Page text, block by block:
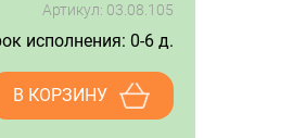
Артикул: 03.08.105
исполнения: 0-6 д.
В КОРЗИНУ